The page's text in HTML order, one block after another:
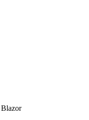
Blazor